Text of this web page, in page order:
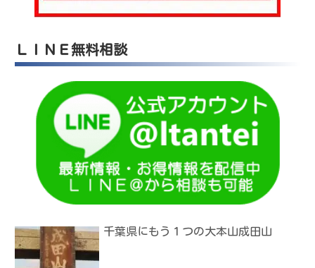
ＬＩＮＥ無料相談
千葉県にもう１つの大本山成田山